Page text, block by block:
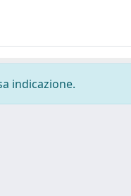
indicazione.